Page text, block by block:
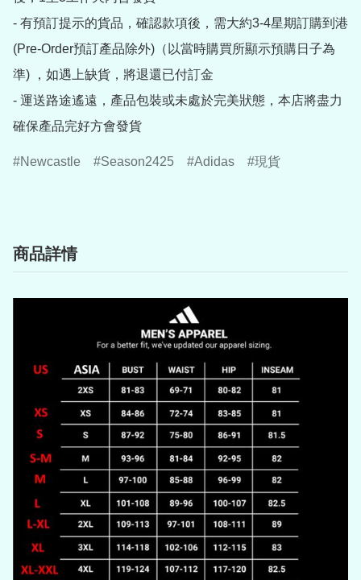
- 有預訂提示的貨品，確認款項後，需大約3-4星期訂購到港
(Pre-Order預訂產品除外)（以當時購買所顯示預購日子為
準) ，如遇上缺貨，將退還已付訂金
- 運送路途遙遠，產品包裝或未處於完美狀態，本店將盡力
確保產品完好方會發貨
Newcastle Season2425 Adidas 現貨
商品詳情